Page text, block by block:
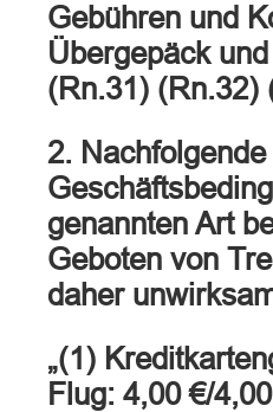
Gebühren und
Übergepäck
(Rn.31) (Rn.32)
2.
genannten Art
Geboten von
daher
„(1)
Flug: 4,00 €/